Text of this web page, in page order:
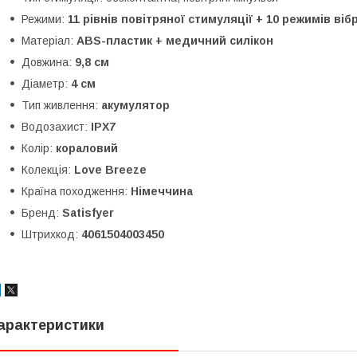
Режими: 11 рівнів повітряної стимуляції + 10 режимів
Матеріал: ABS-пластик + медичний силікон
Довжина: 9,8 см
Діаметр: 4 см
Тип живлення: акумулятор
Водозахист: IPX7
Колір: кораловий
Колекція: Love Breeze
Країна походження: Німеччина
Бренд: Satisfyer
Штрихкод: 4061504003450